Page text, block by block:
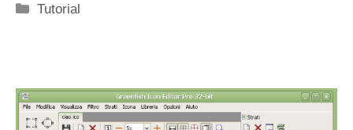
Categorie
Tutorial